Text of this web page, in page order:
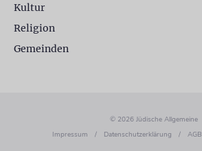
Kultur
Religion
Gemeinden
© 2026 Jüdische Allgemeine
Impressum
/ Datenschutzerklärung / AGB